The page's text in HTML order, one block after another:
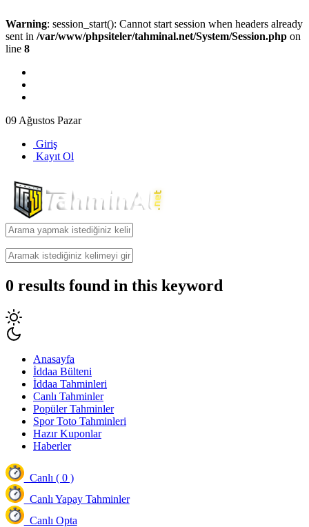
Warning: session_start(): Cannot start session when headers already
sent in /var/www/phpsiteler/tahminal.net/System/Session.php on
line 8
09 Ağustos Pazar
Giriş
Kayıt Ol
0 results found in this keyword
Anasayfa
İddaa Bülteni
İddaa Tahminleri
Canlı Tahminler
Popüler Tahminler
Spor Toto Tahminleri
Hazır Kuponlar
Haberler
Canlı ( 0 )
Canlı Yapay Tahminler
Canlı Opta